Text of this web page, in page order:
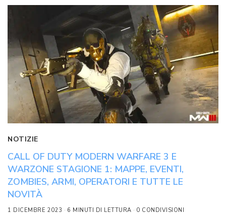
NOTIZIE
CALL OF DUTY MODERN WARFARE 3 E
WARZONE STAGIONE 1: MAPPE, EVENTI,
ZOMBIES, ARMI, OPERATORI E TUTTE LE
NOVITÀ
1 DICEMBRE 2023 6 MINUTI DI LETTURA 0 CONDIVISIONI